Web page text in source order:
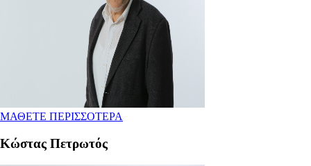
ΜΑΘΕΤΕ ΠΕΡΙΣΣΟΤΕΡΑ
Κώστας Πετρωτός